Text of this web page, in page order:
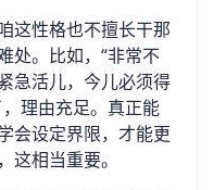
这性格也不擅长干那
处。比如，“非常不
急活儿，今儿必须得
理由充足。真正能
会设定界限，才能更
这相当重要。